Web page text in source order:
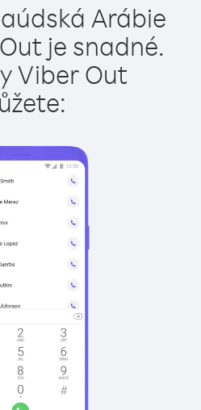
Arábie
je snadné.
Viber Out